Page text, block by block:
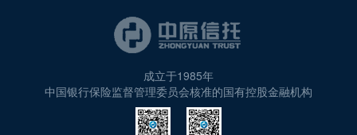
成立于1985年
中国银行保险监督管理委员会核准的国有控股金融机构